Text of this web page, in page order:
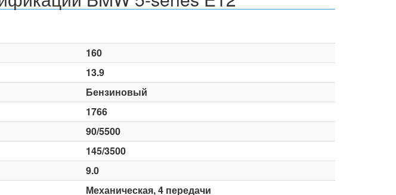
160
13.9
Бензиновый
1766
90/5500
145/3500
9.0
Механическая, 4 передачи